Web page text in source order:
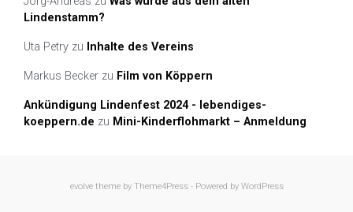
Lindenstamm?
Uta Petry zu Inhalte des Vereins
Markus Becker zu Film von Köppern
Ankündigung Lindenfest 2024 - lebendiges-
koeppern.de zu Mini-Kinderflohmarkt – Anmeldung
evolvetheme by Theme4Press - Powered by WordPress